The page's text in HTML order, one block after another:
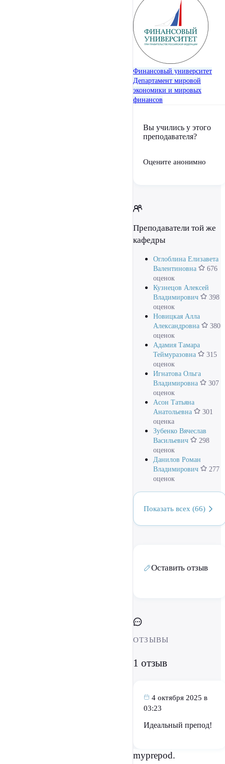
Финансовый университет
Департамент мировой
экономики и мировых
финансов
Вы учились у этого
преподавателя?
Оцените анонимно
Преподаватели той же
кафедры
Оглоблина Елизавета
Валентиновна
676
оценок
Кузнецов Алексей
Владимирович
398
оценок
Новицкая Алла
Александровна
380
оценок
Адамия Тамара
Теймуразовна
315
оценок
Игнатова Ольга
Владимировна
307
оценок
Асон Татьяна
Анатольевна
301
оценка
Зубенко Вячеслав
Васильевич
298
оценок
Данилов Роман
Владимирович
277
оценок
Показать всех (66)
Оставить отзыв
ОТЗЫВЫ
1 отзыв
4 октября 2025 в
03:23
Идеальный препод!
myprepod.